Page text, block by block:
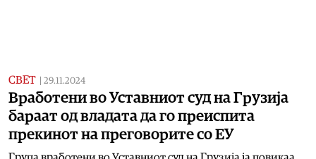
СВЕТ 29.11.2024
Вработени во Уставниот суд на Грузија
бараат од владата да го преиспита
прекинот на преговорите со ЕУ